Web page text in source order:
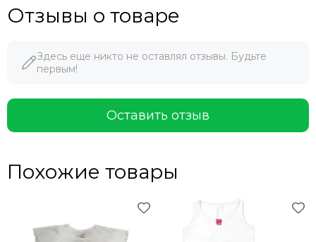
Отзывы о товаре
Здесь еще никто не оставлял отзывы. Будьте
первым!
Оставить отзыв
Похожие товары